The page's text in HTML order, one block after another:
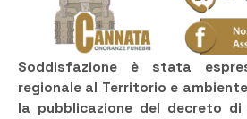
Soddisfazione è stata
regionale al Territorio e
la pubblicazione del decreto di